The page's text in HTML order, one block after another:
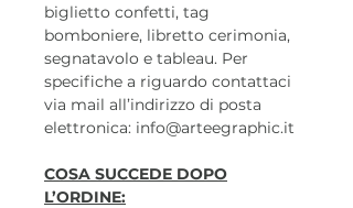
biglietto confetti, tag
bomboniere, libretto cerimonia,
segnatavolo e tableau. Per
specifiche a riguardo contattaci
via mail all’indirizzo di posta
elettronica: info@arteegraphic.it
COSA SUCCEDE DOPO
L’ORDINE: